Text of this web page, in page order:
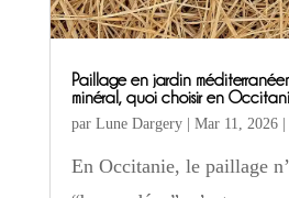
Paillage en jardin
minéral, quoi choisir en
par Lune Dargery| Mar 11, 2026|
En Occitanie, le paillage